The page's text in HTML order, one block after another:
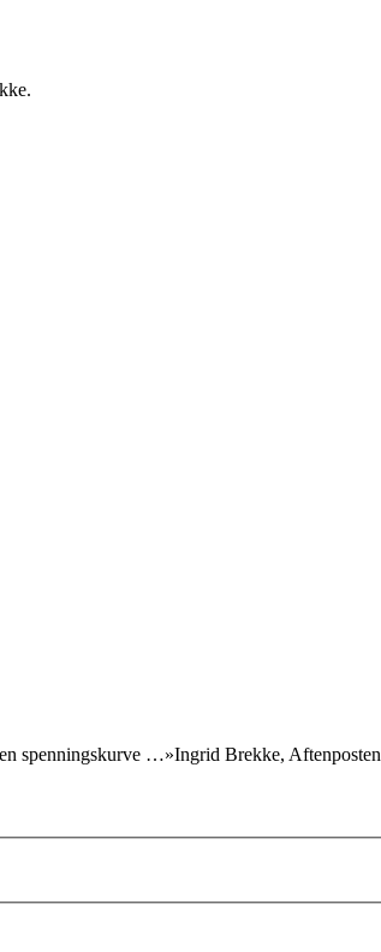
spenningskurve …»Ingrid Brekke, Aftenposten